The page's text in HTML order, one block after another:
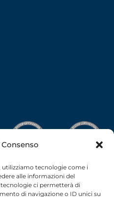
utilizziamo tecnologie come i
alle informazioni del
ci permetterà di
di navigazione o ID unici su